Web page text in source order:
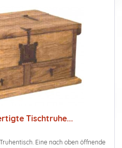
Tischtruhe...
Eine nach oben öffnende